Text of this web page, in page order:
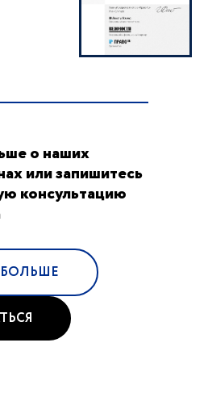
о наших
или запишитесь
консультацию
БОЛЬШЕ